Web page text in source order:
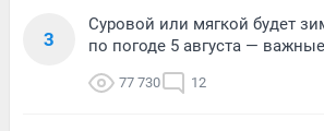
3
Суровой или мягкой будет
по погоде 5 августа —
77 730 12